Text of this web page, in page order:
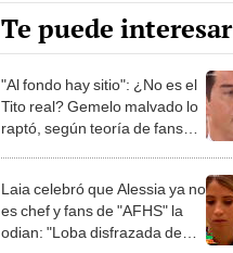
Te puede interesar
"Al fondo hay sitio": ¿No es el
Tito real? Gemelo malvado lo
raptó, según teoría de fans
Laia celebró que Alessia ya no
es chef y fans de "AFHS" la
odian: "Loba disfrazada de